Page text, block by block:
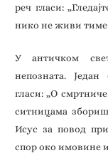
реч гласи:
нико не живи тиме
У античком
непозната.
гласи: „О
ситницама
Исус за повод
спор око имовине